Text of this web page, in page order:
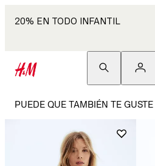
20% EN TODO INFANTIL
PUEDE QUE TAMBIÉN TE GUSTE